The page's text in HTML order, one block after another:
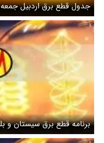
جدول قطع برق اردبیل جمعه ۱۴
برنامه قطع برق سیستان و
۸ اردیبهشت ۱۴۰۴